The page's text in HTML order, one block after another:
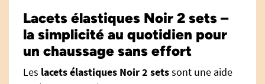
Lacets élastiques Noir 2 sets –
la simplicité au quotidien pour
un chaussage sans effort
Les lacets élastiques Noir 2 setssont une aide